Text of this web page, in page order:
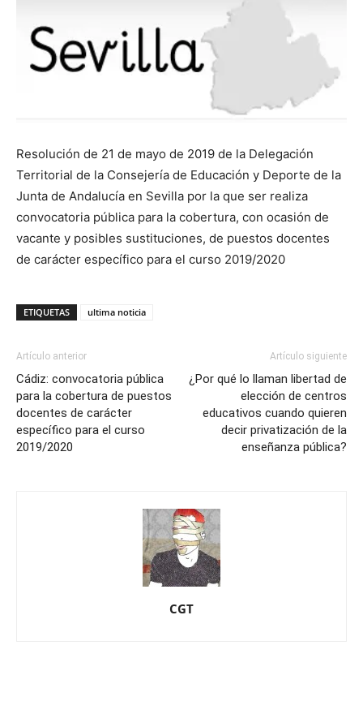
Resolución de 21 de mayo de 2019 de la Delegación
Territorial de la Consejería de Educación y Deporte de la
Junta de Andalucía en Sevilla por la que ser realiza
convocatoria pública para la cobertura, con ocasión de
vacante y posibles sustituciones, de puestos docentes
de carácter específico para el curso 2019/2020
ETIQUETAS ultima noticia
Artículo anterior
Cádiz: convocatoria pública
para la cobertura de puestos
docentes de carácter
específico para el curso
2019/2020
Artículo siguiente
¿Por qué lo llaman libertad de
elección de centros
educativos cuando quieren
decir privatización de la
enseñanza pública?
CGT